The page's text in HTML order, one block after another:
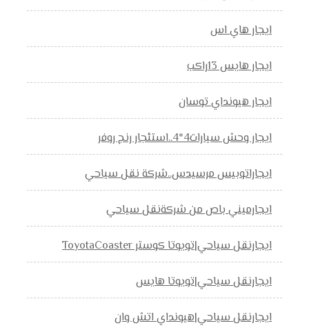
ايجار هاي اس
ايجار هايس 13راكب
ايجار هيونداي توسان
ايجار وحش سيارات4*4..استئجار رنج روفر
ايجاراتوبيس مرسيدس..شركة نقل سياحي
ايجارميني باص من شركةنقل سياحي
ايجارنقل سياحي|تويوتا كوستر ToyotaCoaster
ايجارنقل سياحي|تويوتا هايس
ايجارنقل سياحي|هيونداي اتش وان